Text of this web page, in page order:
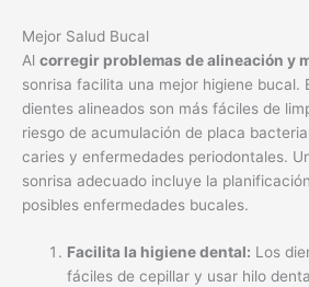
Mejor Salud Bucal
Al corregir problemas de alineación y
sonrisa facilita una mejor higiene bucal.
dientes alineados son más fáciles de
riesgo de acumulación de placa
caries y enfermedades periodontales.
sonrisa adecuado incluye la
posibles enfermedades bucales.
Facilita la higiene dental: Los
fáciles de cepillar y usar hilo